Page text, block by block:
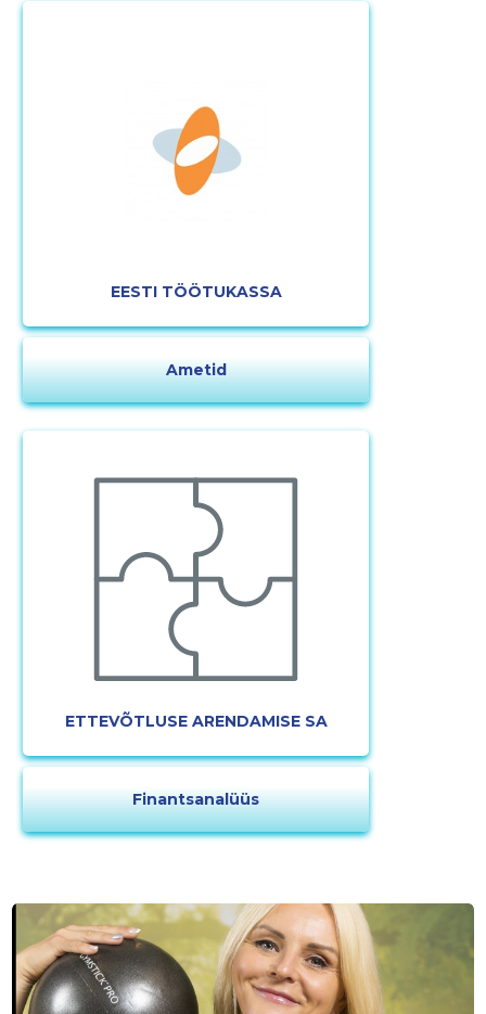
EESTI TÖÖTUKASSA
Ametid
ETTEVÕTLUSE ARENDAMISE SA
Finantsanalüüs